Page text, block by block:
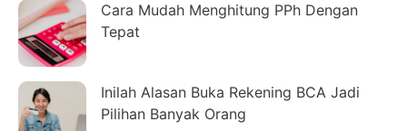
Cara Mudah Menghitung PPh Dengan
Tepat
Inilah Alasan Buka Rekening BCA Jadi
Pilihan Banyak Orang